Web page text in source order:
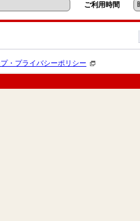
ご利用時間
・プライバシーポリシー